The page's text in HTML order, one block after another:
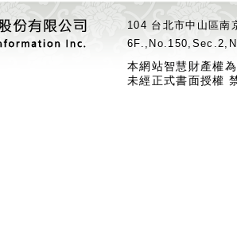
104 台北市中山區
本網站智慧財產權
未經正式書面授權